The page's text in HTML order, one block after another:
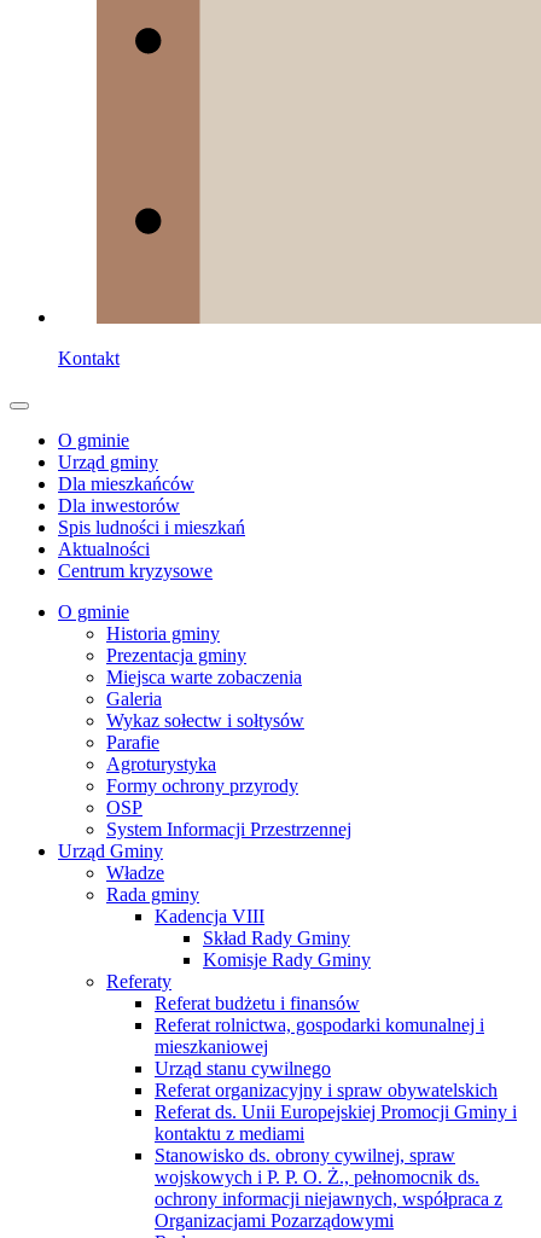
Kontakt
O gminie
Urząd gminy
Dla mieszkańców
Dla inwestorów
Spis ludności i mieszkań
Aktualności
Centrum kryzysowe
O gminie
Historia gminy
Prezentacja gminy
Miejsca warte zobaczenia
Galeria
Wykaz sołectw i sołtysów
Parafie
Agroturystyka
Formy ochrony przyrody
OSP
System Informacji Przestrzennej
Urząd Gminy
Władze
Rada gminy
Kadencja VIII
Skład Rady Gminy
Komisje Rady Gminy
Referaty
Referat budżetu i finansów
Referat rolnictwa, gospodarki komunalnej i
mieszkaniowej
Urząd stanu cywilnego
Referat organizacyjny i spraw obywatelskich
Referat ds. Unii Europejskiej Promocji Gminy i
kontaktu z mediami
Stanowisko ds. obrony cywilnej, spraw
wojskowych i P. P. O. Ż., pełnomocnik ds.
ochrony informacji niejawnych, współpraca z
Organizacjami Pozarządowymi